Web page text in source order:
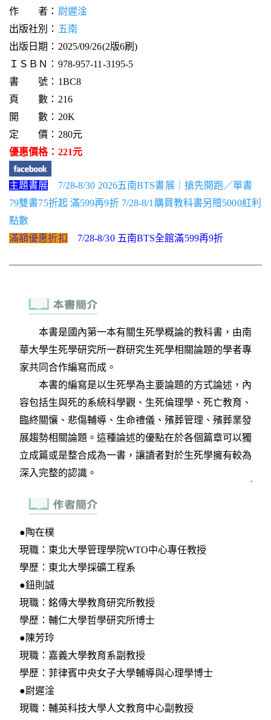
作 者： 尉遲淦
出版社別： 五南
出版日期：2025/09/26(2版6刷)
ＩＳＢＮ：978-957-11-3195-5
書 號：1BC8
頁 數：216
開 數：20K
定 價：280元
優惠價格：221元
主題書展
7/28-8/30 2026五南BTS書展｜搶先開跑／單書
79雙書75折起 滿599再9折 7/28-8/1購買教科書另贈5000紅利
點數
滿額優惠折扣
7/28-8/30 五南BTS全館滿599再9折